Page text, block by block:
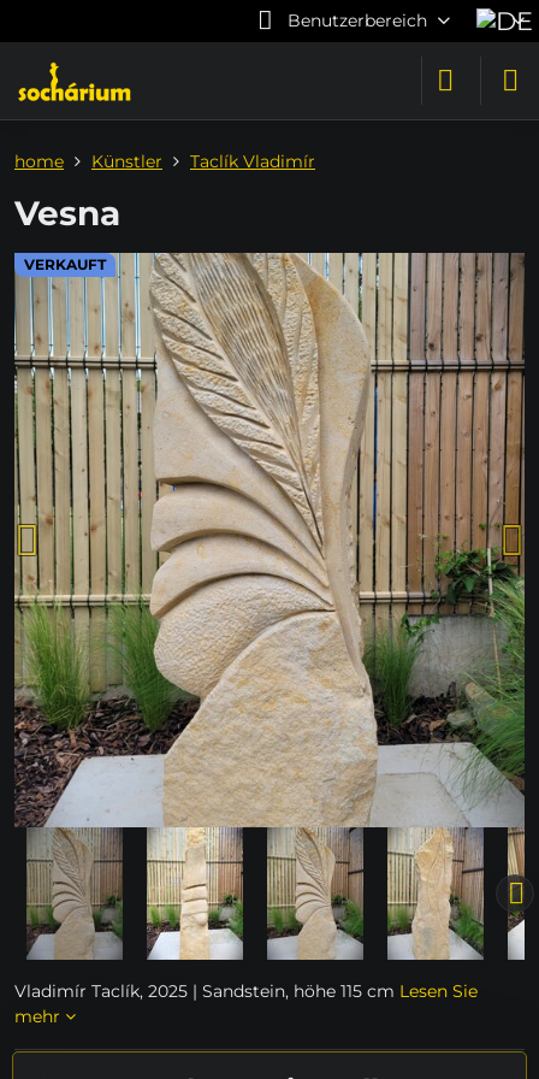
Benutzerbereich
VERKAUFT
home Künstler Taclík Vladimír
Vesna
Vladimír Taclík, 2025 | Sandstein, höhe 115 cm Lesen Sie
mehr